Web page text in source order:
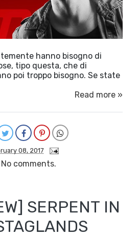
hanno bisogno di
tipo questa, che di
poi troppo bisogno. Se state
Read more »
08, 2017
No comments.
SERPENT IN